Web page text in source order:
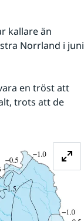
kallare än
Norrland i juni
en tröst att
trots att de